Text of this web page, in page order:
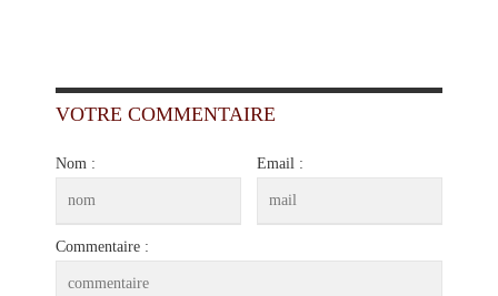
VOTRE COMMENTAIRE
Nom : Email :
Commentaire :